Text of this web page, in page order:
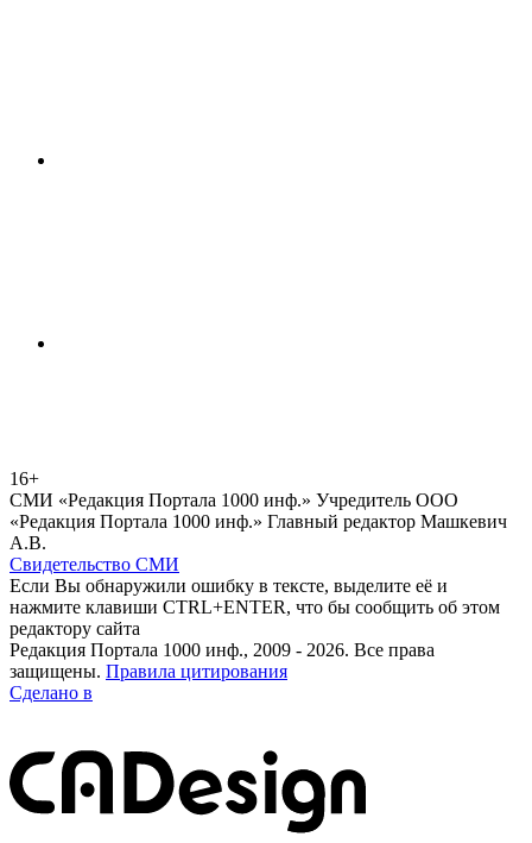
16+
СМИ «Редакция Портала 1000 инф.» Учредитель ООО
«Редакция Портала 1000 инф.» Главный редактор Машкевич
А.В.
Свидетельство СМИ
Если Вы обнаружили ошибку в тексте, выделите её и
нажмите клавиши CTRL+ENTER, что бы сообщить об этом
редактору сайта
Редакция Портала 1000 инф., 2009 - 2026. Все права
защищены. Правила цитирования
Сделано в